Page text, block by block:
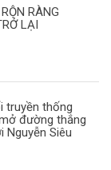
RÀNG
LẠI
truyền thống
đường thắng
Nguyễn Siêu